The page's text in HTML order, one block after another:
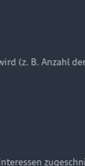
Einstellungen
Abbildungen
(z. B. Anzahl